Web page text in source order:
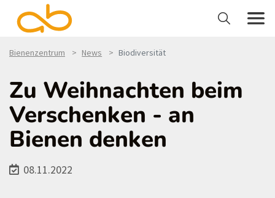
Bienenzentrum News Biodiversität
Zu Weihnachten beim
Verschenken - an
Bienen denken
08.11.2022